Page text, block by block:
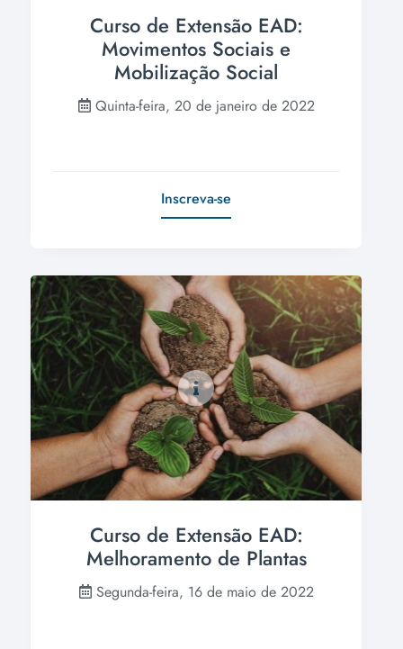
Curso de Extensão EAD:
Movimentos Sociais e
Mobilização Social
Quinta-feira, 20 de janeiro de 2022
Inscreva-se
Curso de Extensão EAD:
Melhoramento de Plantas
Segunda-feira, 16 de maio de 2022